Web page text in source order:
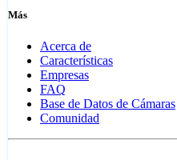
Más
Acerca de
Características
Empresas
FAQ
Base de Datos de Cámaras
Comunidad